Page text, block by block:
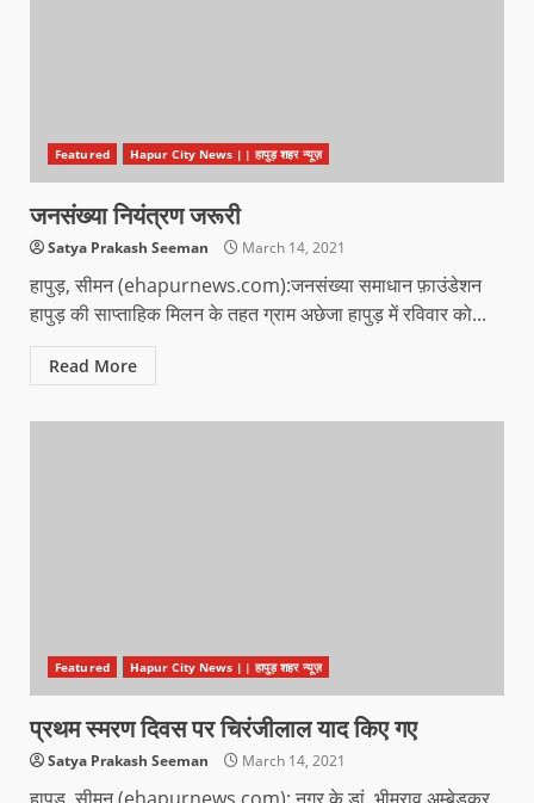
Featured Hapur City News || हापुड़ शहर न्यूज़
जनसंख्या नियंत्रण जरूरी
Satya Prakash Seeman March 14, 2021
हापुड़, सीमन (ehapurnews.com):जनसंख्या समाधान फ़ाउंडेशन
हापुड़ की साप्ताहिक मिलन के तहत ग्राम अछेजा हापुड़ में रविवार को...
Read More
Featured Hapur City News || हापुड़ शहर न्यूज़
प्रथम स्मरण दिवस पर चिरंजीलाल याद किए गए
Satya Prakash Seeman March 14, 2021